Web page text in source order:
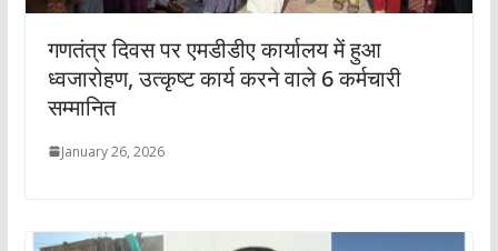
गणतंत्र दिवस पर एमडीडीए कार्यालय में हुआ
ध्वजारोहण, उत्कृष्ट कार्य करने वाले 6 कर्मचारी
सम्मानित
January 26, 2026